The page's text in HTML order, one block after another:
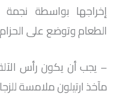
إخراجها بواسطة
الطعام وتوضع على
– يجب أن يكون رأس
مآخذ ارتيلون ملامسة